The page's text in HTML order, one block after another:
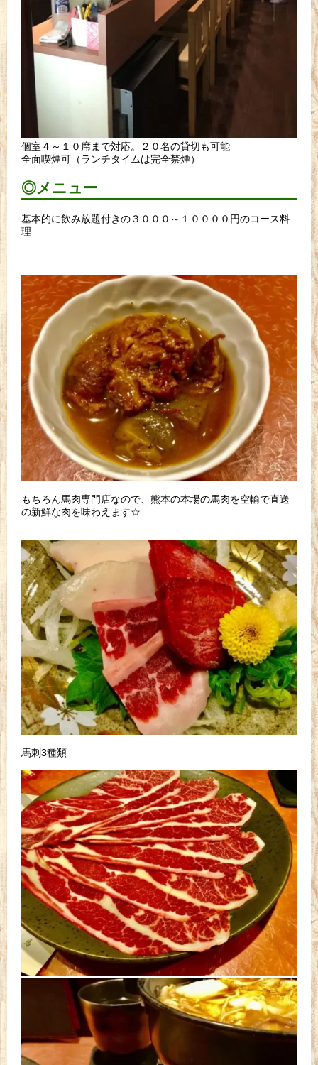
個室４～１０席まで対応。２０名の貸切も可能
全面喫煙可（ランチタイムは完全禁煙）
◎メニュー
基本的に飲み放題付きの３０００～１００００円のコース料
理
もちろん馬肉専門店なので、熊本の本場の馬肉を空輸で直送
の新鮮な肉を味わえます☆
馬刺3種類